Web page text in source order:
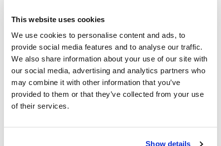
This website uses cookies
We use cookies to personalise content and ads, to
provide social media features and to analyse our traffic.
We also share information about your use of our site with
our social media, advertising and analytics partners who
may combine it with other information that you’ve
provided to them or that they’ve collected from your use
of their services.
Show details